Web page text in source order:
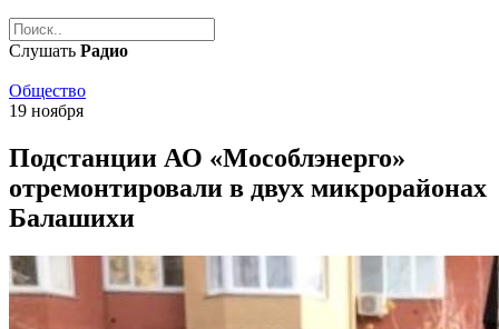
Слушать Радио
Общество
19 ноября
Подстанции АО «Мособлэнерго»
отремонтировали в двух микрорайонах
Балашихи